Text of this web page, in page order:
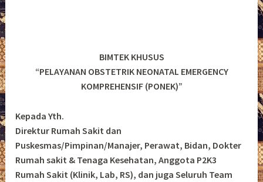
BIMTEK KHUSUS
“PELAYANAN OBSTETRIK NEONATAL EMERGENCY
KOMPREHENSIF (PONEK)”
Kepada Yth.
Direktur Rumah Sakit dan
Puskesmas/Pimpinan/Manajer, Perawat, Bidan, Dokter
Rumah sakit & Tenaga Kesehatan, Anggota P2K3
Rumah Sakit (Klinik, Lab, RS), dan juga Seluruh Team